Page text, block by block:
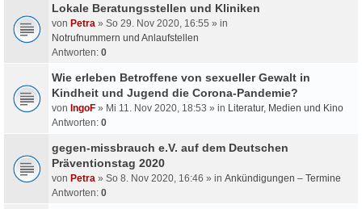
Lokale Beratungsstellen und Kliniken
von Petra » So 29. Nov 2020, 16:55 » in
Notrufnummern und Anlaufstellen
Antworten: 0
Wie erleben Betroffene von sexueller Gewalt in
Kindheit und Jugend die Corona-Pandemie?
von IngoF » Mi 11. Nov 2020, 18:53 » in Literatur, Medien und Kino
Antworten: 0
gegen-missbrauch e.V. auf dem Deutschen
Präventionstag 2020
von Petra » So 8. Nov 2020, 16:46 » in Ankündigungen – Termine
Antworten: 0